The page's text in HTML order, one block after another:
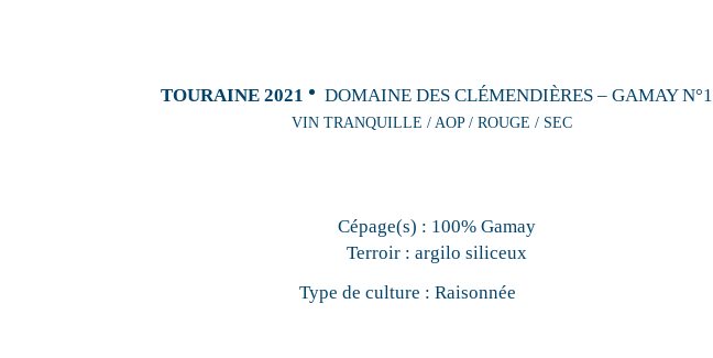
TOURAINE 2021 DOMAINE DES CLÉMENDIÈRES – GAMAY N°1
VIN TRANQUILLE / AOP / ROUGE / SEC
Cépage(s) : 100% Gamay
Terroir : argilo siliceux
Type de culture : Raisonnée